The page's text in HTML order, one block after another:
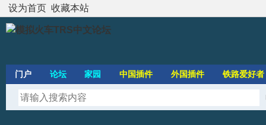
设为首页 收藏本站
门户 论坛 家园 中国插件 外国插件 铁路爱好者